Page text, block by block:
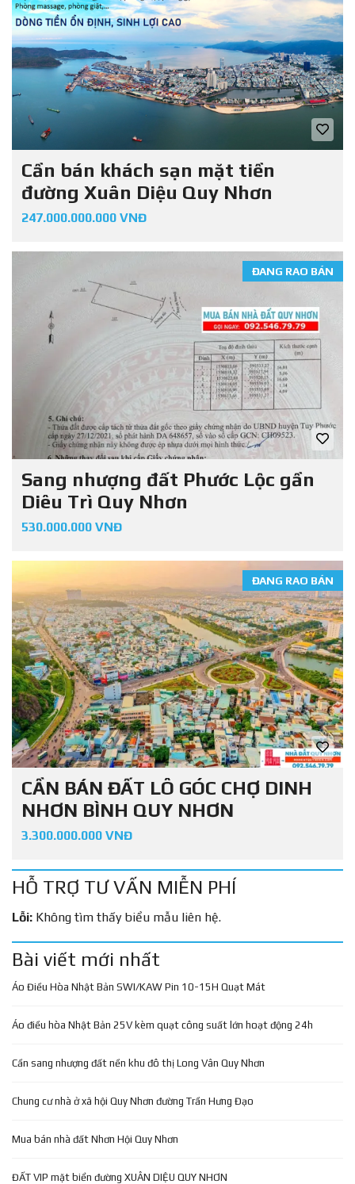
Cần bán khách sạn mặt tiền
đường Xuân Diệu Quy Nhơn
247.000.000.000 VNĐ
ĐANG RAO BÁN
Sang nhượng đất Phước Lộc gần
Diêu Trì Quy Nhơn
530.000.000 VNĐ
ĐANG RAO BÁN
CẦN BÁN ĐẤT LÔ GÓC CHỢ DINH
NHƠN BÌNH QUY NHƠN
3.300.000.000 VNĐ
HỖ TRỢ TƯ VẤN MIỄN PHÍ
Lỗi: Không tìm thấy biểu mẫu liên hệ.
Bài viết mới nhất
Áo Điều Hòa Nhật Bản SWI/KAW Pin 10-15H Quạt Mát
Áo điều hòa Nhật Bản 25V kèm quạt công suất lớn hoạt động 24h
Cần sang nhượng đất nền khu đô thị Long Vân Quy Nhơn
Chung cư nhà ở xã hội Quy Nhơn đường Trần Hưng Đạo
Mua bán nhà đất Nhơn Hội Quy Nhơn
ĐẤT VIP mặt biển đường XUÂN DIỆU QUY NHƠN